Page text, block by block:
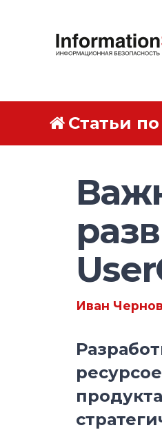
Статьи
Иван Чернов